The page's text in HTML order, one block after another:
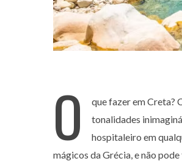
O
que fazer em Creta?
tonalidades
hospitaleiro em
mágicos da Grécia, e não
o
r
: